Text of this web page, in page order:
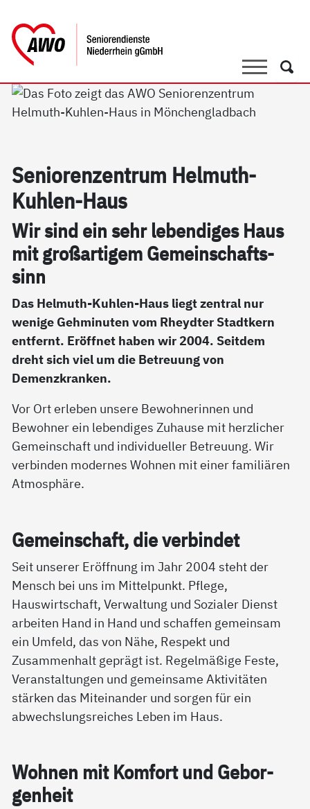
SucheSuche
Se­nio­ren­zen­trum Hel­muth-
Kuh­len-Haus
Wir sind ein sehr le­ben­di­ges Haus
mit großar­ti­gem Ge­mein­schafts­
sinn
Das Helmuth-Kuhlen-Haus liegt zentral nur
wenige Gehminuten vom Rheydter Stadtkern
entfernt. Eröffnet haben wir 2004. Seitdem
dreht sich viel um die Betreuung von
Demenzkranken.
Vor Ort erleben unsere Bewohnerinnen und
Bewohner ein lebendiges Zuhause mit herzlicher
Gemeinschaft und individueller Betreuung. Wir
verbinden modernes Wohnen mit einer familiären
Atmosphäre.
Ge­mein­schaft, die ver­bin­det
Seit unserer Eröffnung im Jahr 2004 steht der
Mensch bei uns im Mittelpunkt. Pflege,
Hauswirtschaft, Verwaltung und Sozialer Dienst
arbeiten Hand in Hand und schaffen gemeinsam
ein Umfeld, das von Nähe, Respekt und
Zusammenhalt geprägt ist. Regelmäßige Feste,
Veranstaltungen und gemeinsame Aktivitäten
stärken das Miteinander und sorgen für ein
abwechslungsreiches Leben im Haus.
Woh­nen mit Kom­fort und Ge­bor­
gen­heit